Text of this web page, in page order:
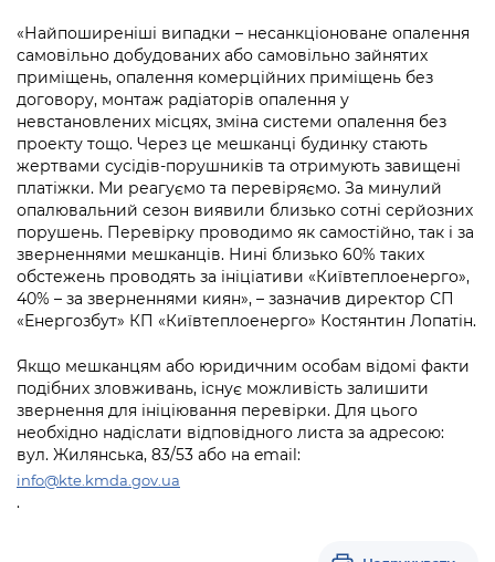
«Найпоширеніші випадки – несанкціоноване опалення
самовільно добудованих або самовільно зайнятих
приміщень, опалення комерційних приміщень без
договору, монтаж радіаторів опалення у
невстановлених місцях, зміна системи опалення без
проекту тощо. Через це мешканці будинку стають
жертвами сусідів-порушників та отримують завищені
платіжки. Ми реагуємо та перевіряємо. За минулий
опалювальний сезон виявили близько сотні серйозних
порушень. Перевірку проводимо як самостійно, так і за
зверненнями мешканців. Нині близько 60% таких
обстежень проводять за ініціативи «Київтеплоенерго»,
40% – за зверненнями киян», – зазначив директор СП
«Енергозбут» КП «Київтеплоенерго» Костянтин Лопатін.
Якщо мешканцям або юридичним особам відомі факти
подібних зловживань, існує можливість залишити
звернення для ініціювання перевірки. Для цього
необхідно надіслати відповідного листа за адресою:
вул. Жилянська, 83/53 або на email:
info@kte.kmda.gov.ua
.